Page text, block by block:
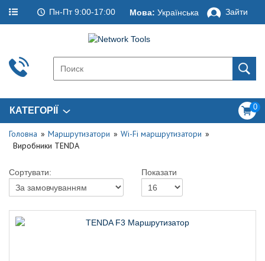
Пн-Пт 9:00-17:00 Мова: Українська Зайти
КАТЕГОРІЇ 0
Головна Маршрутизатори
Wi-Fi маршрутизатори
Виробники TENDA
Сортувати: Показати